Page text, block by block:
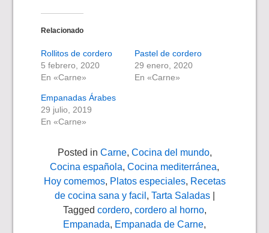
Relacionado
Rollitos de cordero
5 febrero, 2020
En «Carne»
Pastel de cordero
29 enero, 2020
En «Carne»
Empanadas Árabes
29 julio, 2019
En «Carne»
Posted in Carne, Cocina del mundo,
Cocina española, Cocina mediterránea,
Hoy comemos, Platos especiales, Recetas
de cocina sana y facil , Tarta Saladas|
Tagged cordero, cordero al horno,
Empanada, Empanada de Carne,